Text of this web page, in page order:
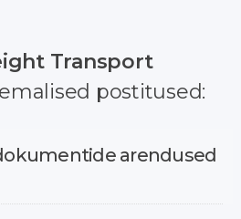
Transport
postitused:
arendused